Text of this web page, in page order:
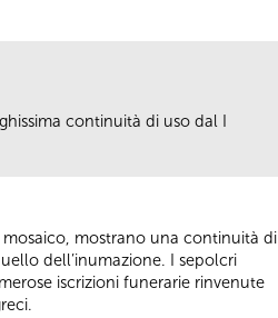
continuità di uso dal I
mostrano una continuità di
dell’inumazione. I sepolcri
iscrizioni funerarie rinvenute